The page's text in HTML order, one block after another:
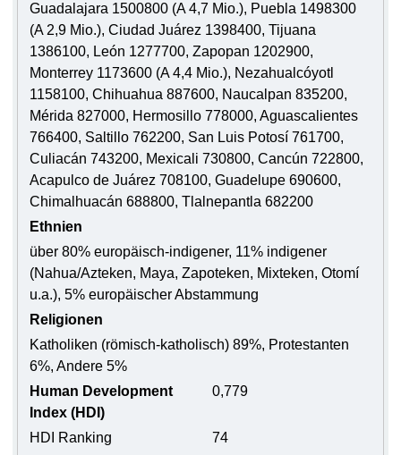
Guadalajara 1500800 (A 4,7 Mio.), Puebla 1498300
(A 2,9 Mio.), Ciudad Juárez 1398400, Tijuana
1386100, León 1277700, Zapopan 1202900,
Monterrey 1173600 (A 4,4 Mio.), Nezahualcóyotl
1158100, Chihuahua 887600, Naucalpan 835200,
Mérida 827000, Hermosillo 778000, Aguascalientes
766400, Saltillo 762200, San Luis Potosí 761700,
Culiacán 743200, Mexicali 730800, Cancún 722800,
Acapulco de Juárez 708100, Guadelupe 690600,
Chimalhuacán 688800, Tlalnepantla 682200
Ethnien
über 80% europäisch-indigener, 11% indigener
(Nahua/Azteken, Maya, Zapoteken, Mixteken, Otomí
u.a.), 5% europäischer Abstammung
Religionen
Katholiken (römisch-katholisch) 89%, Protestanten
6%, Andere 5%
Human Development
Index (HDI)
0,779
HDI Ranking 74